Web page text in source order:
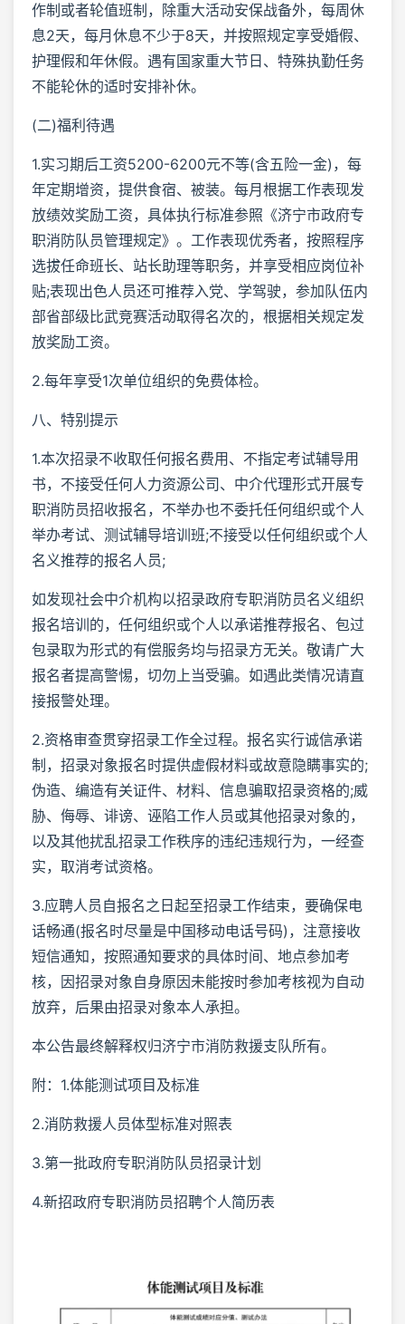
作制或者轮值班制，除重大活动安保战备外，每周休
息2天，每月休息不少于8天，并按照规定享受婚假、
护理假和年休假。遇有国家重大节日、特殊执勤任务
不能轮休的适时安排补休。
(二)福利待遇
1.实习期后工资5200-6200元不等(含五险一金)，每
年定期增资，提供食宿、被装。每月根据工作表现发
放绩效奖励工资，具体执行标准参照《济宁市政府专
职消防队员管理规定》。工作表现优秀者，按照程序
选拔任命班长、站长助理等职务，并享受相应岗位补
贴;表现出色人员还可推荐入党、学驾驶，参加队伍内
部省部级比武竞赛活动取得名次的，根据相关规定发
放奖励工资。
2.每年享受1次单位组织的免费体检。
八、特别提示
1.本次招录不收取任何报名费用、不指定考试辅导用
书，不接受任何人力资源公司、中介代理形式开展专
职消防员招收报名，不举办也不委托任何组织或个人
举办考试、测试辅导培训班;不接受以任何组织或个人
名义推荐的报名人员;
如发现社会中介机构以招录政府专职消防员名义组织
报名培训的，任何组织或个人以承诺推荐报名、包过
包录取为形式的有偿服务均与招录方无关。敬请广大
报名者提高警惕，切勿上当受骗。如遇此类情况请直
接报警处理。
2.资格审查贯穿招录工作全过程。报名实行诚信承诺
制，招录对象报名时提供虚假材料或故意隐瞒事实的;
伪造、编造有关证件、材料、信息骗取招录资格的;威
胁、侮辱、诽谤、诬陷工作人员或其他招录对象的，
以及其他扰乱招录工作秩序的违纪违规行为，一经查
实，取消考试资格。
3.应聘人员自报名之日起至招录工作结束，要确保电
话畅通(报名时尽量是中国移动电话号码)，注意接收
短信通知，按照通知要求的具体时间、地点参加考
核，因招录对象自身原因未能按时参加考核视为自动
放弃，后果由招录对象本人承担。
本公告最终解释权归济宁市消防救援支队所有。
附：1.体能测试项目及标准
2.消防救援人员体型标准对照表
3.第一批政府专职消防队员招录计划
4.新招政府专职消防员招聘个人简历表